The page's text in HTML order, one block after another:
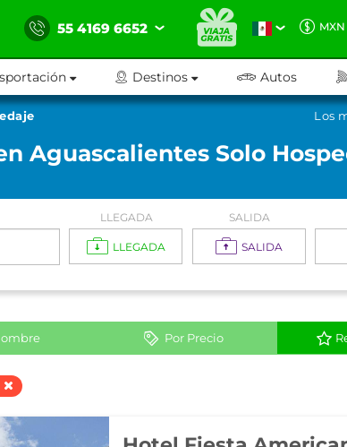
55 4169 6652 MXN
Destinos Autos
Los
Aguascalientes Solo
LLEGADA
LLEGADA
SALIDA
SALIDA
Por Precio